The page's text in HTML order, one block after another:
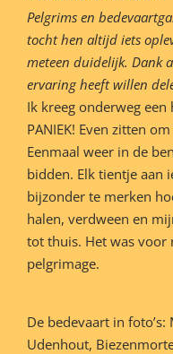
Pelgrims en
tocht hen altijd iets
meteen duidelijk. Dank
ervaring heeft willen
Ik kreeg onderweg
PANIEK! Even zitten
Eenmaal weer in de
bidden. Elk tientje aan
bijzonder te merken
halen, verdween en
tot thuis. Het was voor
pelgrimage.
De bedevaart in
Udenhout,